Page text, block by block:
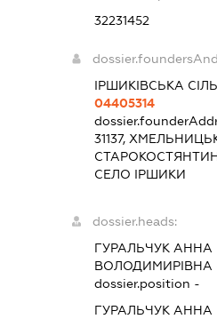
32231452
ІРШИКІВСЬКА
04405314
31137,
СЕЛО ІРШИКИ
dossier.heads:
ГУРАЛЬЧУК АННА
ВОЛОДИМИРІВНА
dossier.position -
ГУРАЛЬЧУК АННА